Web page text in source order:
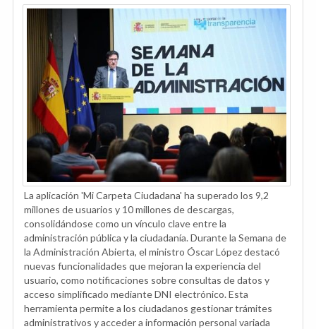
La aplicación 'Mi Carpeta Ciudadana' ha superado los 9,2
millones de usuarios y 10 millones de descargas,
consolidándose como un vínculo clave entre la
administración pública y la ciudadanía. Durante la Semana de
la Administración Abierta, el ministro Óscar López destacó
nuevas funcionalidades que mejoran la experiencia del
usuario, como notificaciones sobre consultas de datos y
acceso simplificado mediante DNI electrónico. Esta
herramienta permite a los ciudadanos gestionar trámites
administrativos y acceder a información personal variada